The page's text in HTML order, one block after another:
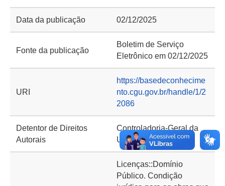
Data da publicação 02/12/2025
Fonte da publicação
Boletim de Serviço
Eletrônico em 02/12/2025
URI
https://basedeconhecime
nto.cgu.gov.br/handle/1/2
2086
Detentor de Direitos
Autorais
Controladoria-Geral da
União (CGU)
Licenças::Domínio
Público. Condição